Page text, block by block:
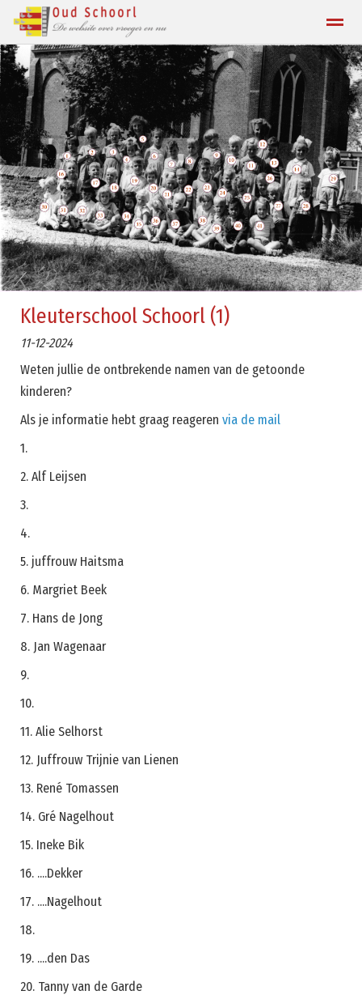
Contact
Home Zoeken Locatie
Kleuterschool Schoorl (1)
11-12-2024
Weten jullie de ontbrekende namen van de getoonde
kinderen?
Als je informatie hebt graag reageren via de mail
1.
2. Alf Leijsen
3.
4.
5. juffrouw Haitsma
6. Margriet Beek
7. Hans de Jong
8. Jan Wagenaar
9.
10.
11. Alie Selhorst
12. Juffrouw Trijnie van Lienen
13. René Tomassen
14. Gré Nagelhout
15. Ineke Bik
16. ....Dekker
17. ....Nagelhout
18.
19. ....den Das
20. Tanny van de Garde